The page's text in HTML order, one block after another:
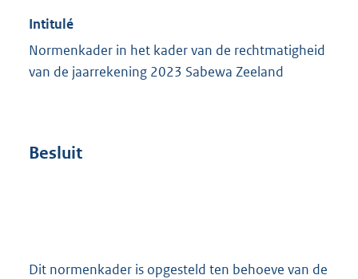
Intitulé
Normenkader in het kader van de rechtmatigheid
van de jaarrekening 2023 Sabewa Zeeland
Besluit
Dit normenkader is opgesteld ten behoeve van de